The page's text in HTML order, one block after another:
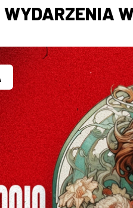
WYDARZENIA